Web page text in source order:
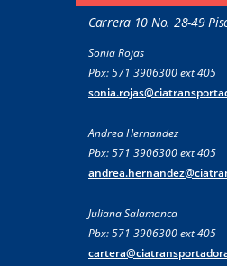
Carrera 10 No. 28-49
Sonia Rojas
Pbx: 571 3906300 ext 405
Andrea Hernandez
Pbx: 571 3906300 ext 405
Juliana Salamanca
Pbx: 571 3906300 ext 405